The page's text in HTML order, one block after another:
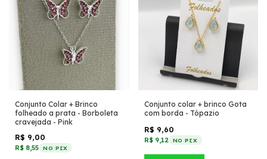
Conjunto Colar + Brinco
folheado a prata - Borboleta
cravejada - Pink
R$ 9,00
R$ 8,55 NO PIX
Conjunto colar + brinco Gota
com borda - Tópazio
R$ 9,60
R$ 9,12 NO PIX